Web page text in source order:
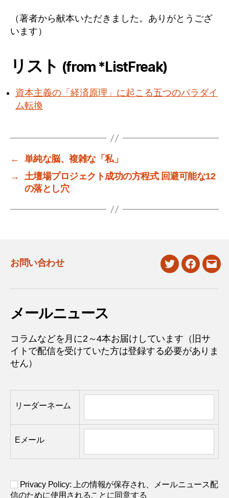
（著者から献本いただきました。ありがとうござ
います）
リスト (from *ListFreak)
資本主義の「経済原理」に起こる五つのパラダイ
ム転換
←
単純な脳、複雑な「私」
→
土壇場プロジェクト成功の方程式 回避可能な12
の落とし穴
お問い合わせ
twitterfacebook
メールニュース
コラムなどを月に2～4本お届けしています（旧サ
イトで配信を受けていた方は登録する必要がありま
せん）
リーダーネーム
Eメール
Privacy Policy: 上の情報が保存され、メールニュース配
信のために使用されることに同意する